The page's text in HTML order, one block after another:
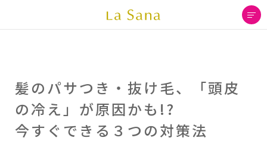
髪のパサつき・抜け毛、「頭皮
の冷え」が原因かも!?
今すぐできる３つの対策法